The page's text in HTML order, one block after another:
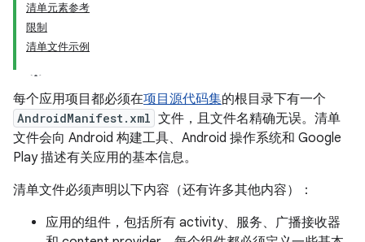
清单元素参考
限制
清单文件示例
每个应用项目都必须在项目源代码集的根目录下有一个
AndroidManifest.xml 文件，且文件名精确无误。 清单
文件会向 Android 构建工具、Android 操作系统和 Google
Play 描述有关应用的基本信息。
清单文件必须声明以下内容（还有许多其他内容）：
应用的组件，包括所有 activity、服务、广播接收器